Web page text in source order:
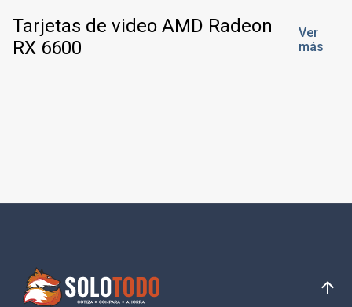
Tarjetas de video AMD Radeon
RX 6600
Ver
más